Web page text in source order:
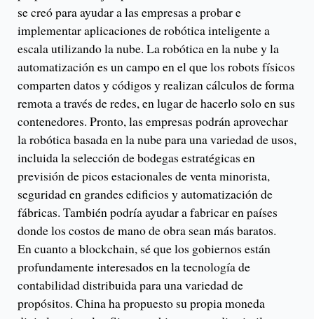
se creó para ayudar a las empresas a probar e
implementar aplicaciones de robótica inteligente a
escala utilizando la nube. La robótica en la nube y la
automatización es un campo en el que los robots físicos
comparten datos y códigos y realizan cálculos de forma
remota a través de redes, en lugar de hacerlo solo en sus
contenedores. Pronto, las empresas podrán aprovechar
la robótica basada en la nube para una variedad de usos,
incluida la selección de bodegas estratégicas en
previsión de picos estacionales de venta minorista,
seguridad en grandes edificios y automatización de
fábricas. También podría ayudar a fabricar en países
donde los costos de mano de obra sean más baratos.
En cuanto a blockchain, sé que los gobiernos están
profundamente interesados en la tecnología de
contabilidad distribuida para una variedad de
propósitos. China ha propuesto su propia moneda